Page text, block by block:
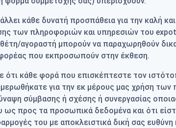
κάθε δυνατή προσπάθεια για την καλή
των πληροφοριών και υπηρεσιών του
αγοραστή μπορούν να παραχωρηθούν
που εκπροσωπούν στην έκθεση.
ότι κάθε φορά που επισκέπτεστε τον
για την εκ μέρους μας χρήση
σύμβασης ή σχέσης ή συνεργασίας
ως προς τα προσωπικά δεδομένα και ότι
του με αποκλειστικά δική σας